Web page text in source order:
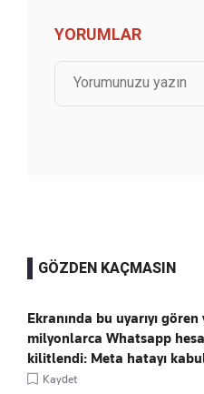
YORUMLAR
GÖZDEN KAÇMASIN
Ekranında bu uyarıyı gören
milyonlarca Whatsapp
kilitlendi: Meta hatayı
Kaydet